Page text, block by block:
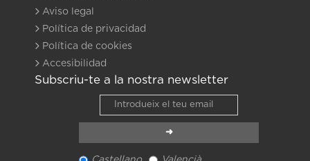
Aviso legal
Política de privacidad
Política de cookies
Accesibilidad
Subscriu-te a la nostra newsletter